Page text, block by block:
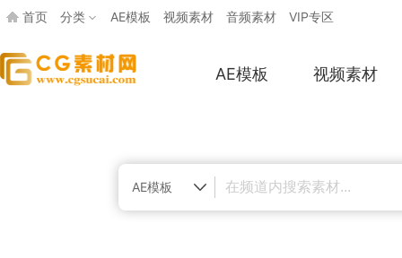
首页 分类 AE模板 视频素材 音频素材 VIP专区
AE模板 视频素材
AE模板